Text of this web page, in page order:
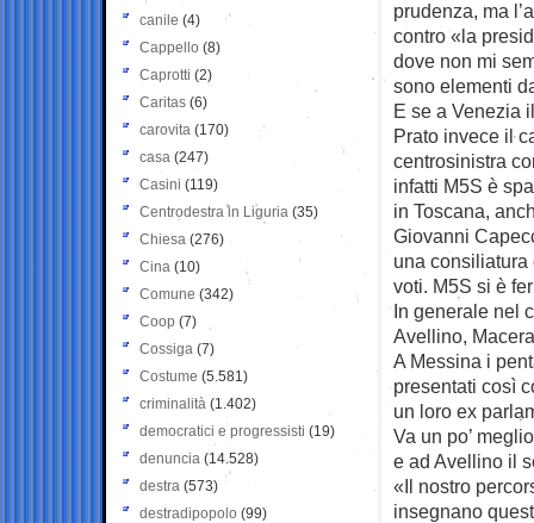
prudenza, ma
contro «la
dove non mi
sono elementi
E se a Venezia
Prato invece il
centrosinistra
infatti M5S è
in Toscana,
Giovanni
una consiliatura
voti. M5S si è
In generale nel
Avellino,
A Messina i
presentati così
un loro ex
Va un po’
e ad Avellino il
«Il nostro
insegnano
canile (4)
Cappello (8)
Caprotti (2)
Caritas (6)
carovita (170)
casa (247)
Casini (119)
Centrodestra in Liguria (35)
Chiesa (276)
Cina (10)
Comune (342)
Coop (7)
Cossiga (7)
Costume (5.581)
criminalità (1.402)
democratici e progressisti (19)
denuncia (14.528)
destra (573)
destradipopolo (99)